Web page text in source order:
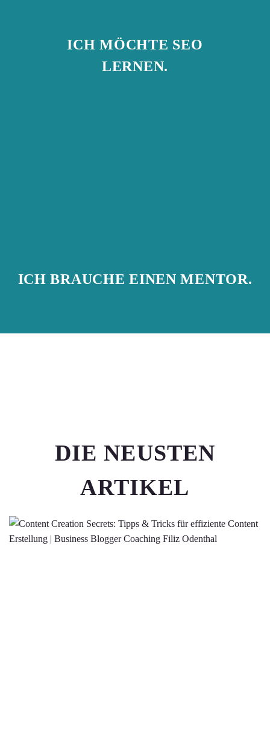
ICH MÖCHTE SEO
LERNEN.
ICH BRAUCHE EINEN MENTOR.
DIE NEUSTEN
ARTIKEL